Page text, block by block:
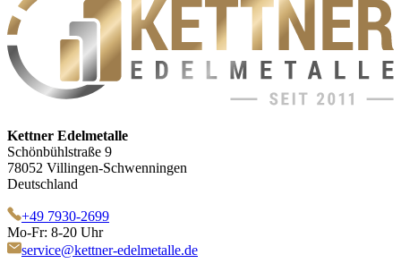
Kettner Edelmetalle
Schönbühlstraße 9
78052 Villingen-Schwenningen
Deutschland
+49 7930-2699
Mo-Fr: 8-20 Uhr
service@kettner-edelmetalle.de